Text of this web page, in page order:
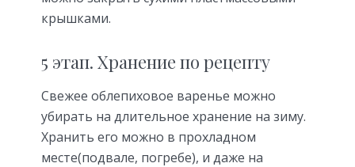
крышками.
5 этап. Хранение по рецепту
Свежее облепиховое варенье можно
убирать на длительное хранение на зиму.
Хранить его можно в прохладном
месте(подвале, погребе), и даже на